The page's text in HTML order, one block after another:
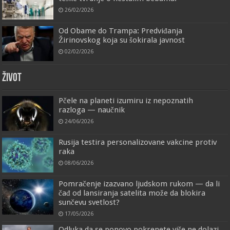
26/02/2026
Od Obame do Trampa: Predviđanja
Žirinovskog koja su šokirala javnost
02/02/2026
ŽIVOT
Pčele na planeti izumiru iz nepoznatih
razloga — naučnik
24/06/2026
Rusija testira personalizovane vakcine protiv
raka
08/06/2026
Pomračenje izazvano ljudskom rukom — da li
čađ od lansiranja satelita može da blokira
sunčevu svetlost?
17/05/2026